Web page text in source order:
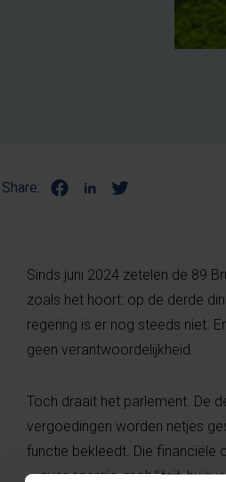
Share:
Sinds juni 2024 zetelen de 89
zoals het hoort: op de derde
regering is er nog steeds niet.
geen verantwoordelijkheid.
Toch draait het parlement. De
vergoedingen worden netjes
functie bekleedt. Die financiële
– over energie, mobiliteit,